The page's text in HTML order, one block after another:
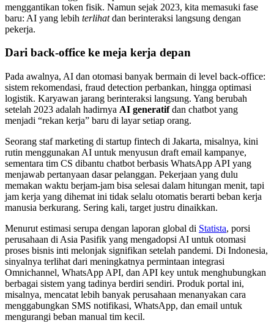
menggantikan token fisik. Namun sejak 2023, kita memasuki fase
baru: AI yang lebih terlihatdan berinteraksi langsung dengan
pekerja.
Dari back-office ke meja kerja depan
Pada awalnya, AI dan otomasi banyak bermain di level back-office:
sistem rekomendasi, fraud detection perbankan, hingga optimasi
logistik. Karyawan jarang berinteraksi langsung. Yang berubah
setelah 2023 adalah hadirnya AI generatifdan chatbot yang
menjadi “rekan kerja” baru di layar setiap orang.
Seorang staf marketing di startup fintech di Jakarta, misalnya, kini
rutin menggunakan AI untuk menyusun draft email kampanye,
sementara tim CS dibantu chatbot berbasis WhatsApp API yang
menjawab pertanyaan dasar pelanggan. Pekerjaan yang dulu
memakan waktu berjam-jam bisa selesai dalam hitungan menit, tapi
jam kerja yang dihemat ini tidak selalu otomatis berarti beban kerja
manusia berkurang. Sering kali, target justru dinaikkan.
Menurut estimasi serupa dengan laporan global di Statista, porsi
perusahaan di Asia Pasifik yang mengadopsi AI untuk otomasi
proses bisnis inti melonjak signifikan setelah pandemi. Di Indonesia,
sinyalnya terlihat dari meningkatnya permintaan integrasi
Omnichannel, WhatsApp API, dan API key untuk menghubungkan
berbagai sistem yang tadinya berdiri sendiri. Produk portal ini,
misalnya, mencatat lebih banyak perusahaan menanyakan cara
menggabungkan SMS notifikasi, WhatsApp, dan email untuk
mengurangi beban manual tim kecil.